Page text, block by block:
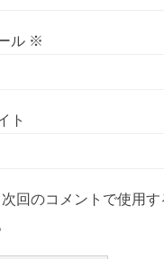
ル ※
ト
次回のコメントで使用